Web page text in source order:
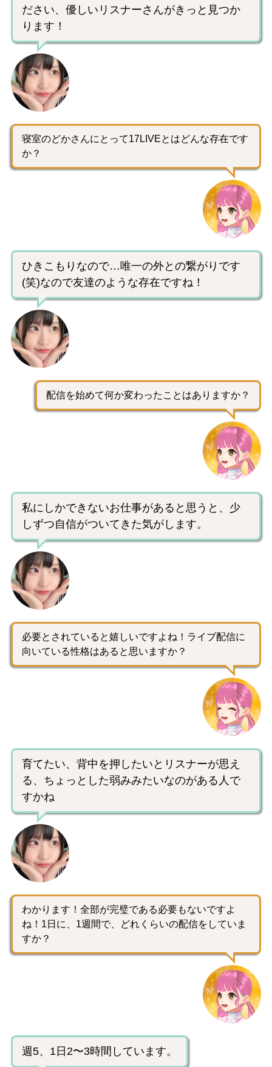
ださい、優しいリスナーさんがきっと見つか
ります！
寝室のどかさんにとって17LIVEとはどんな存在です
か？
ひきこもりなので…唯一の外との繋がりです
(笑)なので友達のような存在ですね！
配信を始めて何か変わったことはありますか？
私にしかできないお仕事があると思うと、少
しずつ自信がついてきた気がします。
必要とされていると嬉しいですよね！ライブ配信に
向いている性格はあると思いますか？
育てたい、背中を押したいとリスナーが思え
る、ちょっとした弱みみたいなのがある人で
すかね
わかります！全部が完璧である必要もないですよ
ね！1日に、1週間で、どれくらいの配信をしていま
すか？
週5、1日2〜3時間しています。